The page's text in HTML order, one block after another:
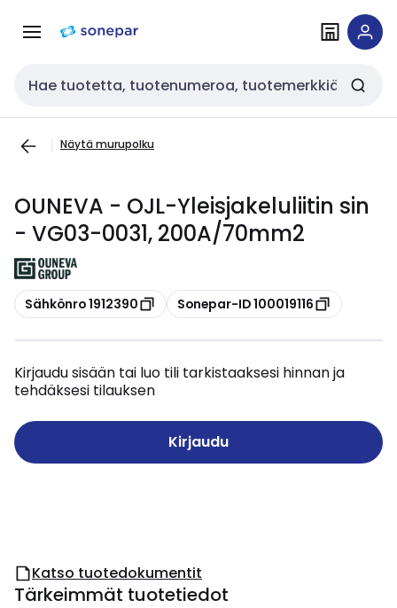
navigointiinsisältöön
Haku
Näytä murupolku
OUNEVA - OJL-Yleisjakeluliitin sin
- VG03-0031, 200A/70mm2
Kopioi
Sähkönro 1912390 Kopioi
Sonepar-ID 100019116
Kirjaudu sisään tai luo tili tarkistaaksesi hinnan ja
tehdäksesi tilauksen
Kirjaudu
Katso tuotedokumentit
Tärkeimmät tuotetiedot